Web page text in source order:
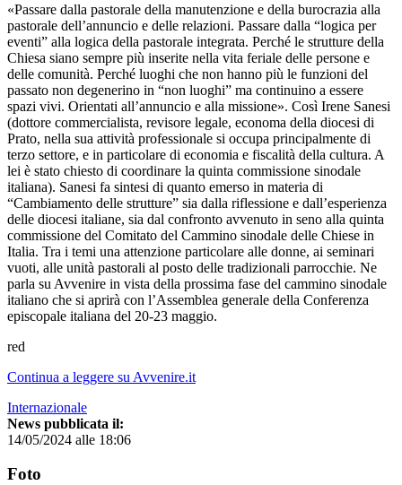
«Passare dalla pastorale della manutenzione e della burocrazia alla
pastorale dell’annuncio e delle relazioni. Passare dalla “logica per
eventi” alla logica della pastorale integrata. Perché le strutture della
Chiesa siano sempre più inserite nella vita feriale delle persone e
delle comunità. Perché luoghi che non hanno più le funzioni del
passato non degenerino in “non luoghi” ma continuino a essere
spazi vivi. Orientati all’annuncio e alla missione». Così Irene Sanesi
(dottore commercialista, revisore legale, economa della diocesi di
Prato, nella sua attività professionale si occupa principalmente di
terzo settore, e in particolare di economia e fiscalità della cultura. A
lei è stato chiesto di coordinare la quinta commissione sinodale
italiana). Sanesi fa sintesi di quanto emerso in materia di
“Cambiamento delle strutture” sia dalla riflessione e dall’esperienza
delle diocesi italiane, sia dal confronto avvenuto in seno alla quinta
commissione del Comitato del Cammino sinodale delle Chiese in
Italia. Tra i temi una attenzione particolare alle donne, ai seminari
vuoti, alle unità pastorali al posto delle tradizionali parrocchie. Ne
parla su Avvenire in vista della prossima fase del cammino sinodale
italiano che si aprirà con l’Assemblea generale della Conferenza
episcopale italiana del 20-23 maggio.
red
Continua a leggere su Avvenire.it
Internazionale
News pubblicata il:
14/05/2024 alle 18:06
Foto